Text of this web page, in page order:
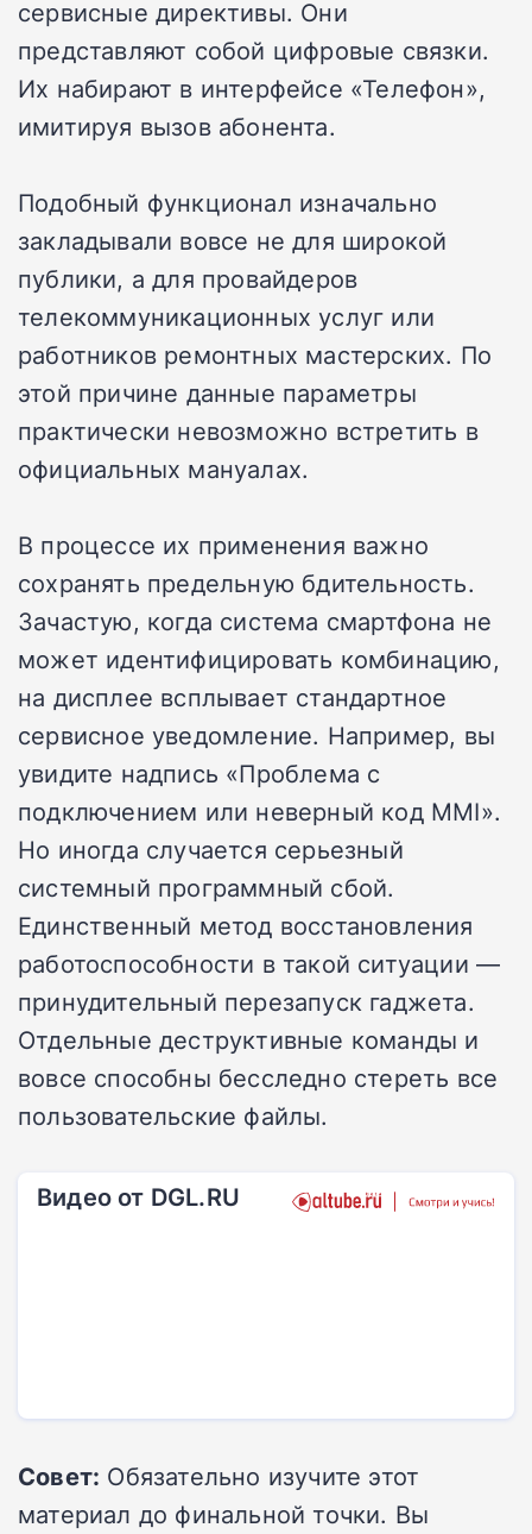
сервисные директивы. Они
представляют собой цифровые связки.
Их набирают в интерфейсе «Телефон»,
имитируя вызов абонента.
Подобный функционал изначально
закладывали вовсе не для широкой
публики, а для провайдеров
телекоммуникационных услуг или
работников ремонтных мастерских. По
этой причине данные параметры
практически невозможно встретить в
официальных мануалах.
В процессе их применения важно
сохранять предельную бдительность.
Зачастую, когда система смартфона не
может идентифицировать комбинацию,
на дисплее всплывает стандартное
сервисное уведомление. Например, вы
увидите надпись «Проблема с
подключением или неверный код MMI».
Но иногда случается серьезный
системный программный сбой.
Единственный метод восстановления
работоспособности в такой ситуации —
принудительный перезапуск гаджета.
Отдельные деструктивные команды и
вовсе способны бесследно стереть все
пользовательские файлы.
Видео от DGL.RU
Совет: Обязательно изучите этот
материал до финальной точки. Вы